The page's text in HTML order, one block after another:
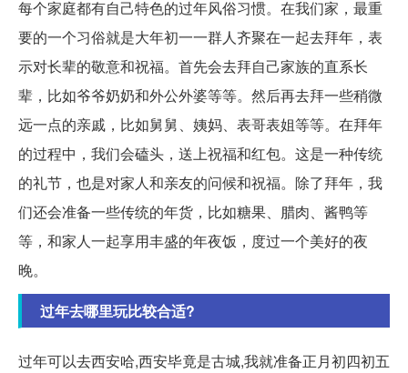
每个家庭都有自己特色的过年风俗习惯。在我们家，最重
要的一个习俗就是大年初一一群人齐聚在一起去拜年，表
示对长辈的敬意和祝福。首先会去拜自己家族的直系长
辈，比如爷爷奶奶和外公外婆等等。然后再去拜一些稍微
远一点的亲戚，比如舅舅、姨妈、表哥表姐等等。在拜年
的过程中，我们会磕头，送上祝福和红包。这是一种传统
的礼节，也是对家人和亲友的问候和祝福。除了拜年，我
们还会准备一些传统的年货，比如糖果、腊肉、酱鸭等
等，和家人一起享用丰盛的年夜饭，度过一个美好的夜
晚。
过年去哪里玩比较合适?
过年可以去西安哈,西安毕竟是古城,我就准备正月初四初五